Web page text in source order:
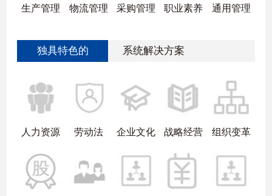
生产管理 物流管理 采购管理 职业素养 通用管理
独具特色的 系统解决方案
人力资源 劳动法 企业文化 战略经营 组织变革